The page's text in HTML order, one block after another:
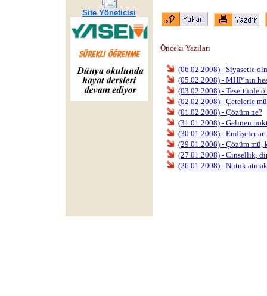
Site Yöneticisi
Önceki Yazıları
(06.02.2008) - Siyasetle
(05.02.2008) - MHP’nin
(03.02.2008) - Tesettürde
(02.02.2008) - Çetelerle
(01.02.2008) - Çözüm ne?
(31.01.2008) - Gelinen
(30.01.2008) - Endişeler
(29.01.2008) - Çözüm mü,
(27.01.2008) - Cinsellik,
(26.01.2008) - Nutuk